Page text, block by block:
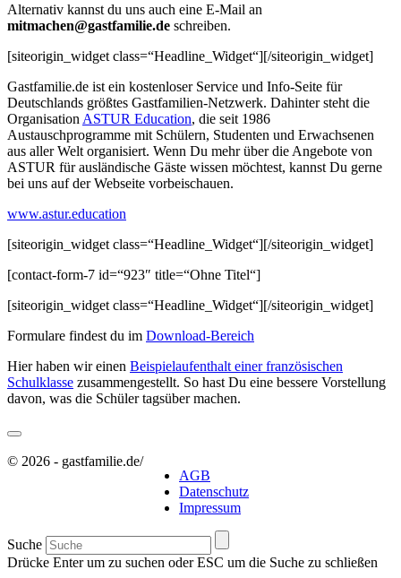
Alternativ kannst du uns auch eine E-Mail an
mitmachen@gastfamilie.de schreiben.
[siteorigin_widget class=“Headline_Widget“][/siteorigin_widget]
Gastfamilie.de ist ein kostenloser Service und Info-Seite für
Deutschlands größtes Gastfamilien-Netzwerk. Dahinter steht die
Organisation ASTUR Education, die seit 1986
Austauschprogramme mit Schülern, Studenten und Erwachsenen
aus aller Welt organisiert. Wenn Du mehr über die Angebote von
ASTUR für ausländische Gäste wissen möchtest, kannst Du gerne
bei uns auf der Webseite vorbeischauen.
www.astur.education
[siteorigin_widget class=“Headline_Widget“][/siteorigin_widget]
[contact-form-7 id=“923″ title=“Ohne Titel“]
[siteorigin_widget class=“Headline_Widget“][/siteorigin_widget]
Formulare findest du im Download-Bereich
Hier haben wir einen Beispielaufenthalt einer französischen
Schulklasse zusammengestellt. So hast Du eine bessere Vorstellung
davon, was die Schüler tagsüber machen.
© 2026 - gastfamilie.de/
AGB
Datenschutz
Impressum
Suche
Drücke Enter um zu suchen oder ESC um die Suche zu schließen